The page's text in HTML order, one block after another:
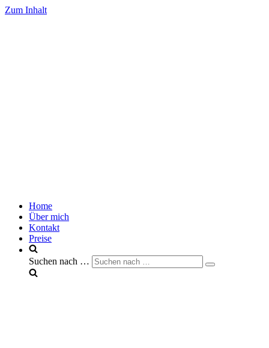
Zum Inhalt
Home
Über mich
Kontakt
Preise
Suchen nach …